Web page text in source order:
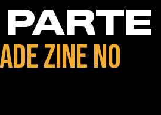
ZINE NO